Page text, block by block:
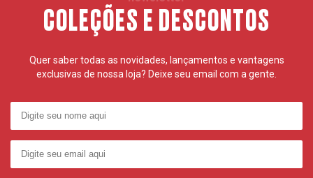
COLEÇÕES E DESCONTOS
Quer saber todas as novidades, lançamentos e vantagens
exclusivas de nossa loja? Deixe seu email com a gente.